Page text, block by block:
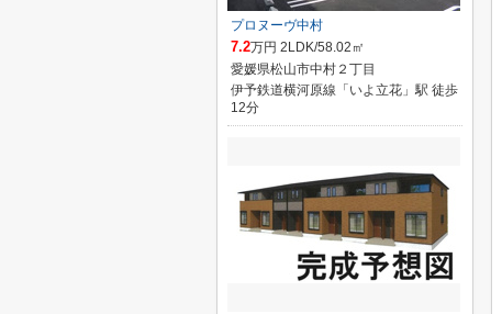
プロヌーヴ中村
7.2万円 2LDK/58.02㎡
愛媛県松山市中村２丁目
伊予鉄道横河原線「いよ立花」駅 徒歩
12分